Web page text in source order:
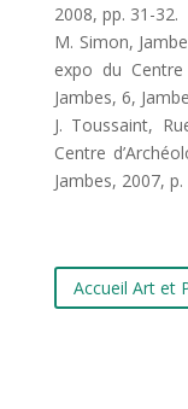
2008, pp. 31-32.
M. Simon,
expo du Centre
Jambes, 6,
J. Toussaint,
Centre
Jambes, 2007, p.
Accueil Art et